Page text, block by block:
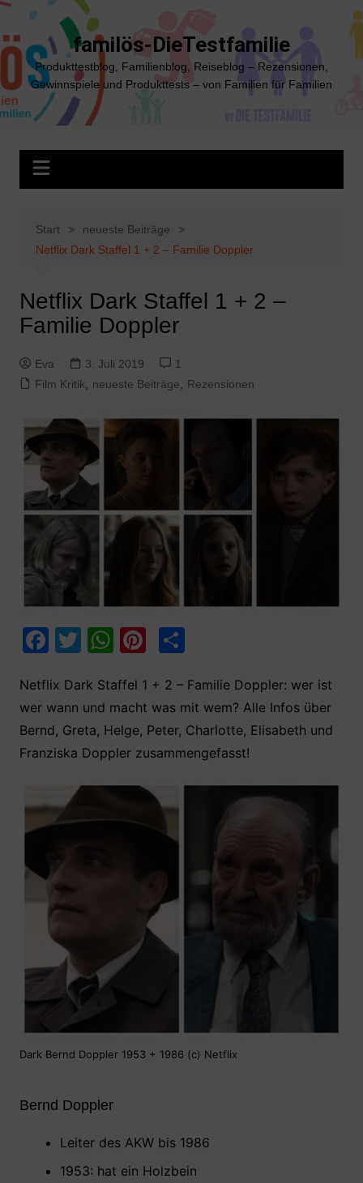
Zum
springen
familös-DieTestfamilie
Produkttestblog, Familienblog, Reiseblog – Rezensionen,
Gewinnspiele und Produkttests – von Familien für Familien
Start
neueste Beiträge
Netflix Dark Staffel 1 + 2 – Familie Doppler
Netflix Dark Staffel 1 + 2 –
Familie Doppler
Eva 3. Juli 2019
1
Film Kritik
neueste Beiträge Rezensionen
F
c
e
b
k
T
itt
er
W
at
s
A
p
Pi
er
e
st
T
le
n
Netflix Dark Staffel 1 + 2 – Familie Doppler: wer ist
wer wann und macht was mit wem? Alle Infos über
Bernd, Greta, Helge, Peter, Charlotte, Elisabeth und
Franziska Doppler zusammengefasst!
Dark Bernd Doppler 1953 + 1986 (c) Netflix
Bernd Doppler
Leiter des AKW bis 1986
1953: hat ein Holzbein